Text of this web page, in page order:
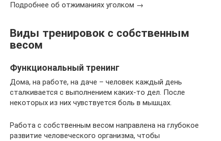
Подробнее об отжиманиях уголком →
Виды тренировок с собственным
весом
Функциональный тренинг
Дома, на работе, на даче – человек каждый день
сталкивается с выполнением каких-то дел. После
некоторых из них чувствуется боль в мышцах.
Работа с собственным весом направлена на глубокое
развитие человеческого организма, чтобы